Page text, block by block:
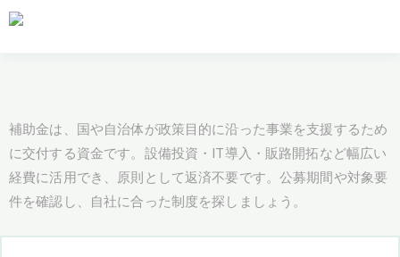
補助金は、国や自治体が政策目的に沿った事業を支援するため
に交付する資金です。設備投資・IT導入・販路開拓など幅広い
経費に活用でき、原則として返済不要です。公募期間や対象要
件を確認し、自社に合った制度を探しましょう。